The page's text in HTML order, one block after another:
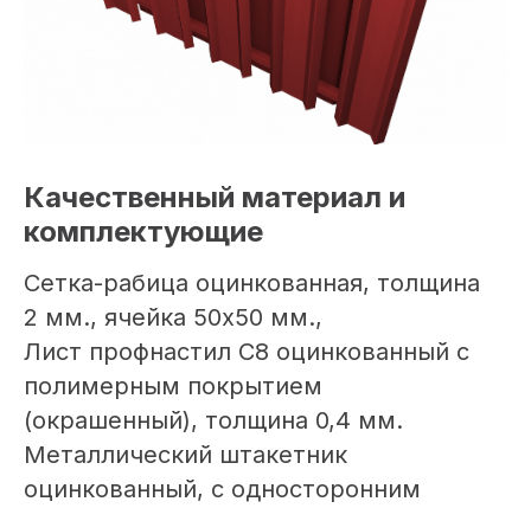
Качественный материал и
комплектующие
Сетка-рабица оцинкованная, толщина
2 мм., ячейка 50х50 мм.,
Лист профнастил С8 оцинкованный с
полимерным покрытием
(окрашенный), толщина 0,4 мм.
Металлический штакетник
оцинкованный, с односторонним